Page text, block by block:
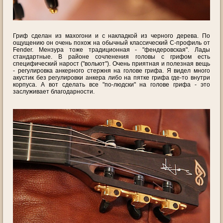
Гриф сделан из махогони и с накладкой из черного дерева. По
ощущению он очень похож на обычный классический C-профиль от
Fender. Мензура тоже традиционная - "фендеровская". Лады
стандартные. В районе сочленения головы с грифом есть
специфический нарост ("вольют"). Очень приятная и полезная вещь
- регулировка анкерного стержня на голове грифа. Я видел много
акустик без регулировки анкера либо на пятке грифа где-то внутри
корпуса. А вот сделать все "по-людски" на голове грифа - это
заслуживает благодарности.